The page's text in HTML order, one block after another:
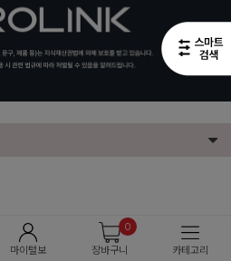
마이털보
0
장바구니
카테고리
상품문의 배송/교환/반품